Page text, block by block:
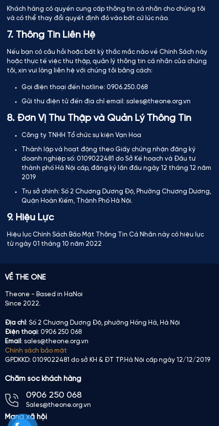
Khách hàng có quyền cung cấp thông tin cá nhân cho chúng tôi
và có thể thay đổi quyết định đó vào bất cứ lúc nào.
7. Thông Tin Liên Hệ
Nếu bạn có câu hỏi hoặc bất kỳ thắc mắc nào về Chính Sách này
hoặc thực tế việc thu thập, quản lý thông tin cá nhân của chúng
tôi, xin vui lòng liên hệ với chúng tôi bằng cách:
Gọi điện thoại đến hotline: 0906.250.068
Gửi thư điện tử đến địa chỉ email: sales@theone.org.vn
8. Đơn Vị Thu Thập và Quản Lý Thông Tin
Công ty TNHH Tổ chức sự kiện Vạn Hoa
Thành lập và hoạt động theo Giấy chứng nhận đăng ký
doanh nghiệp số: 0109022481 do Sở Kế hoạch và Đầu tư
thành phố Hà Nội cấp, đăng ký lần đầu ngày 12 tháng 12 năm
2019
Trụ sở chính: Số 2 Chương Dương Độ, Phường Chương Dương,
Quận Hoàn Kiếm, Thành Phố Hà Nội.
9. Hiệu Lực
Hiệu lực Chính Sách Bảo Mật Thông Tin Cá Nhân này có hiệu lực
từ ngày 01 tháng 10 năm 2022
VỀ THE ONE
Theone - Based in HaNoi
Since 2022.
Địa chỉ: Số 2 Chương Dương Độ, phường Hồng Hà, Hà Nội
Điện thoại: 0906 250 068
Email : sales@theone.org.vn
Chính sách bảo mật
GPDKKD: 0109022481 do sở KH & ĐT TP.Hà Nội cấp ngày 12/12/2019
Chăm sóc khách hàng
0906 250 068
Sales@theone.org.vn
Mạng xã hội